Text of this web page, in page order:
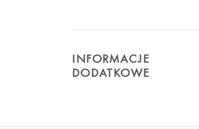
INFORMACJE
DODATKOWE